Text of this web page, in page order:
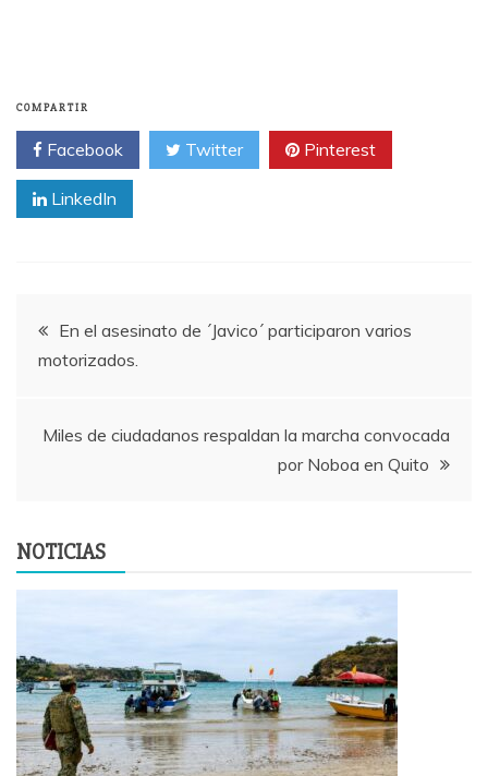
COMPARTIR
Facebook Twitter Pinterest
LinkedIn
Navegación
de
entradas
En el asesinato de ´Javico´ participaron varios
motorizados.
Miles de ciudadanos respaldan la marcha convocada
por Noboa en Quito
NOTICIAS